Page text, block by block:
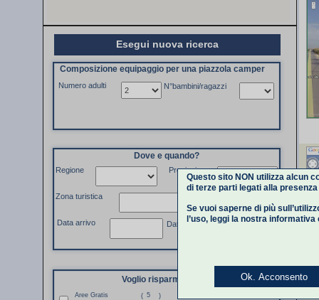
Esegui nuova ricerca
Composizione equipaggio per una piazzola camper
Numero adulti N°bambini/ragazzi
Regione Provincia
Zona turistica
Data partenza
Data arrivo
Dove e quando?
Voglio risparmiare
( 5 )
Aree Gratis
Questo sito NON utilizza alcun
di terze parti legati alla
Se vuoi saperne di più
l’uso, leggi la nostra informativa
Ok. Acconsento